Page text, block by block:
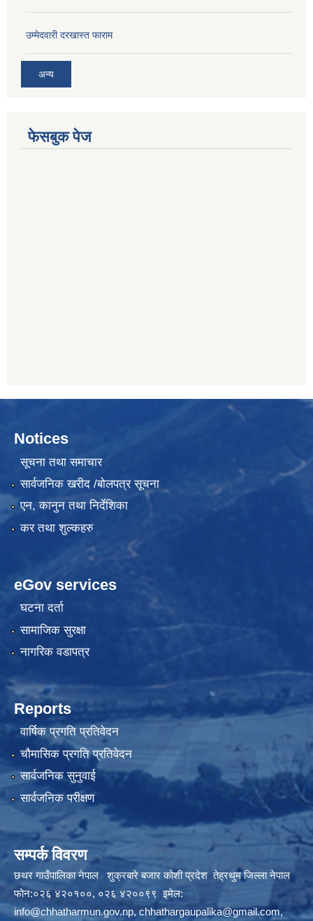
उम्मेदवारी दरखास्त फाराम
अन्य
फेसबुक पेज
Notices
सूचना तथा समाचार
सार्वजनिक खरीद /बोलपत्र सूचना
एन, कानुन तथा निर्देशिका
कर तथा शुल्कहरु
eGov services
घटना दर्ता
सामाजिक सुरक्षा
नागरिक वडापत्र
Reports
वार्षिक प्रगति प्रतिवेदन
चौमासिक प्रगति प्रतिवेदन
सार्वजनिक सुनुवाई
सार्वजनिक परीक्षण
सम्पर्क विवरण
छथर गाउँपालिका नेपाल शुक्रबारे बजार कोशी प्रदेश तेह्रथुम जिल्ला नेपाल
फोन:०२६ ४२०१००, ०२६ ४२००९९ इमेल:
info@chhatharmun.gov.np, chhathargaupalika@gmail.com,